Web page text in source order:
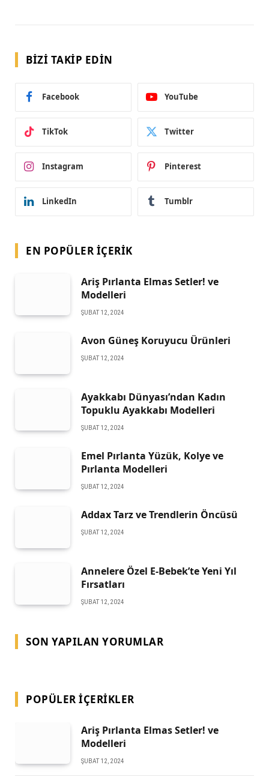
BIZI TAKIP EDIN
Facebook YouTube
TikTok Twitter
Instagram Pinterest
LinkedIn Tumblr
EN POPÜLER İÇERIK
Ariş Pırlanta Elmas Setler! ve
Modelleri
ŞUBAT 12, 2024
Avon Güneş Koruyucu Ürünleri
ŞUBAT 12, 2024
Ayakkabı Dünyası’ndan Kadın
Topuklu Ayakkabı Modelleri
ŞUBAT 12, 2024
Emel Pırlanta Yüzük, Kolye ve
Pırlanta Modelleri
ŞUBAT 12, 2024
Addax Tarz ve Trendlerin Öncüsü
ŞUBAT 12, 2024
Annelere Özel E-Bebek’te Yeni Yıl
Fırsatları
ŞUBAT 12, 2024
SON YAPILAN YORUMLAR
POPÜLER İÇERIKLER
Ariş Pırlanta Elmas Setler! ve
Modelleri
ŞUBAT 12, 2024